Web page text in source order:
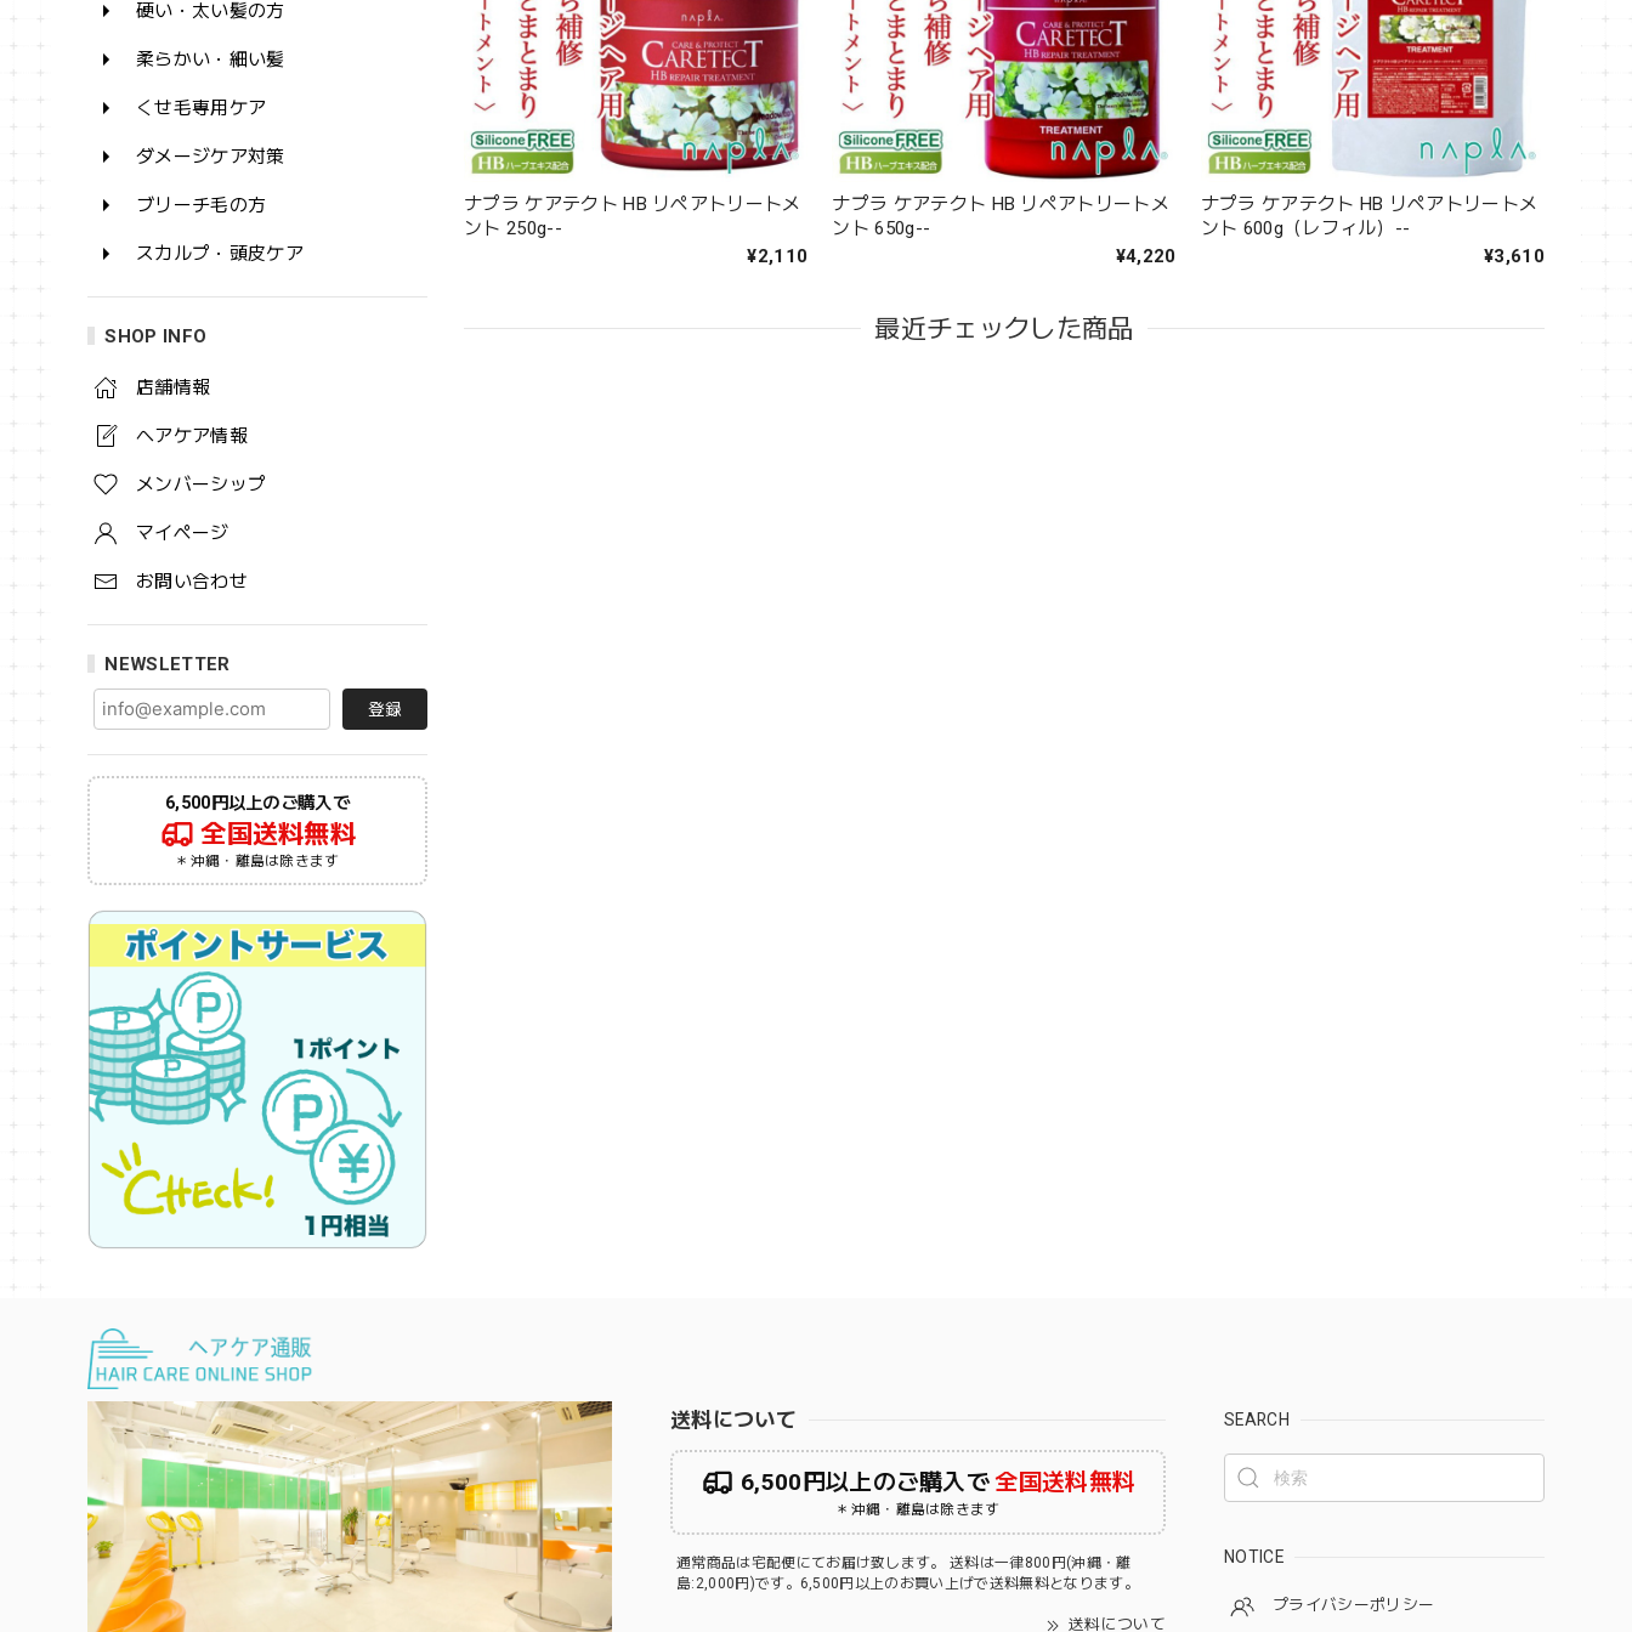
硬い・太い髪の方
柔らかい・細い髪
くせ毛専用ケア
ダメージケア対策
ブリーチ毛の方
スカルプ・頭皮ケア
SHOP INFO
店舗情報
ヘアケア情報
メンバーシップ
マイページ
お問い合わせ
NEWSLETTER
登録
6,500円以上のご購入で
全国送料無料
＊沖縄・離島は除きます
ナプラ ケアテクト HB リペアトリートメ
ント 250g--
¥2,110
ナプラ ケアテクト HB リペアトリートメ
ント 650g--
¥4,220
ナプラ ケアテクト HB リペアトリートメ
ント 600g（レフィル）--
¥3,610
最近チェックした商品
送料について
6,500円以上のご購入で全国送料無料
＊沖縄・離島は除きます
通常商品は宅配便にてお届け致します。 送料は一律800円(沖縄・離
島:2,000円)です。6,500円以上のお買い上げで送料無料となります。
送料について
SEARCH
NOTICE
プライバシーポリシー